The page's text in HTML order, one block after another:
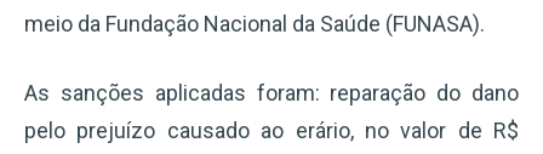
meio da Fundação Nacional da Saúde (FUNASA).
As sanções aplicadas foram: reparação do dano
pelo prejuízo causado ao erário, no valor de R$